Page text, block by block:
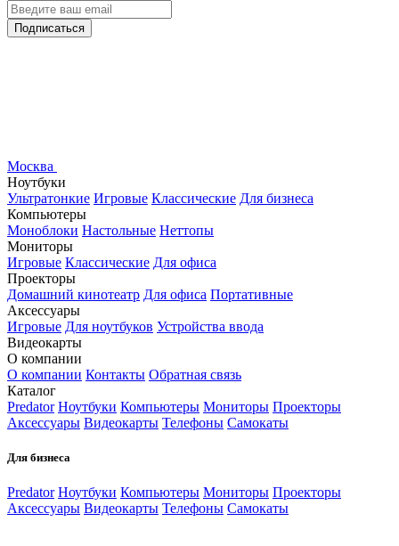
Подписаться
Москва
Ноутбуки
Ультратонкие Игровые Классические Для бизнеса
Компьютеры
Моноблоки Настольные Неттопы
Мониторы
Игровые Классические Для офиса
Проекторы
Домашний кинотеатр Для офиса Портативные
Аксессуары
Игровые Для ноутбуков Устройства ввода
Видеокарты
О компании
О компании Контакты Обратная связь
Каталог
Predator Ноутбуки Компьютеры Мониторы Проекторы
Аксессуары Видеокарты Телефоны Самокаты
Для бизнеса
Predator Ноутбуки Компьютеры Мониторы Проекторы
Аксессуары Видеокарты Телефоны Самокаты